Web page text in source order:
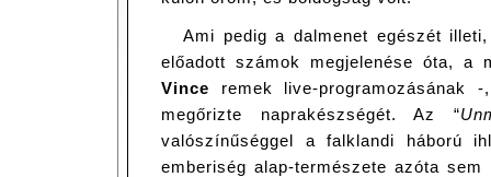
Ami pedig a dalmenet egészét
előadott számok megjelenése óta, a
Vince remek live-programozásának
megőrizte naprakészségét. Az “
valószínűséggel a falklandi háború
emberiség alap-természete azóta